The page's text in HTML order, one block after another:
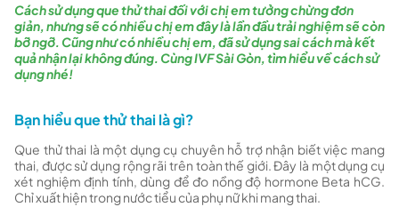
Cách sử dụng que thử thai đối với chị em tưởng chừng đơn
giản, nhưng sẽ có nhiều chị em đây là lần đầu trải nghiệm sẽ còn
bỡ ngỡ. Cũng như có nhiều chị em, đã sử dụng sai cách mà kết
quả nhận lại không đúng. Cùng IVF Sài Gòn, tìm hiểu về cách sử
dụng nhé!
Bạn hiểu que thử thai là gì?
Que thử thai là một dụng cụ chuyên hỗ trợ nhận biết việc mang
thai, được sử dụng rộng rãi trên toàn thế giới. Đây là một dụng cụ
xét nghiệm định tính, dùng để đo nồng độ hormone Beta hCG.
Chỉ xuất hiện trong nước tiểu của phụ nữ khi mang thai.